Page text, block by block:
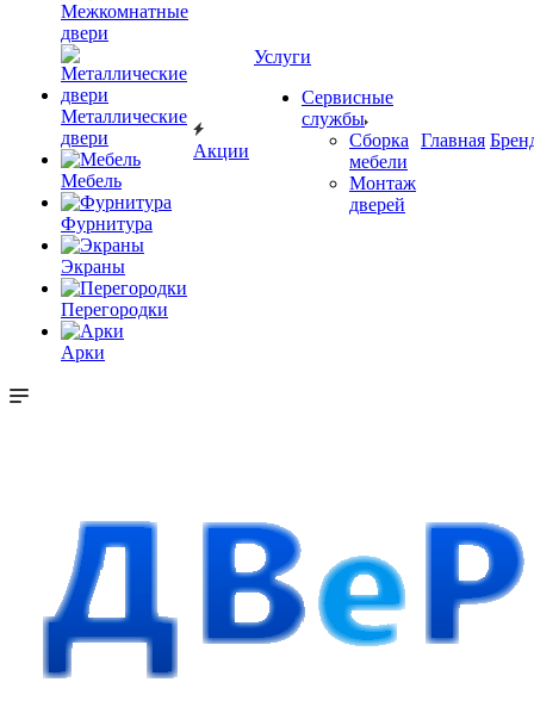
Межкомнатные
двери
Металлические
двери
Мебель
Фурнитура
Экраны
Перегородки
Арки
Акции
Услуги
Сервисные
службы
Сборка
мебели
Монтаж
дверей
Главная